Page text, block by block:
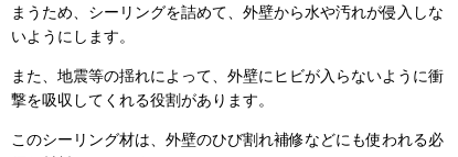
まうため、シーリングを詰めて、外壁から水や汚れが侵入しな
いようにします。
また、地震等の揺れによって、外壁にヒビが入らないように衝
撃を吸収してくれる役割があります。
このシーリング材は、外壁のひび割れ補修などにも使われる必